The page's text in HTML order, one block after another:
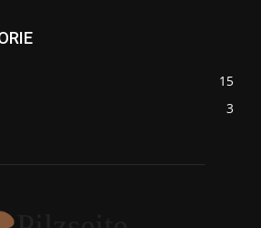
15
3